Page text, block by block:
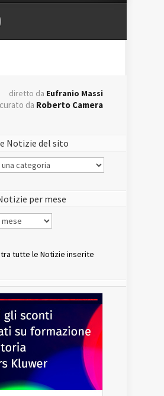
diretto da Eufranio Massi
da Roberto Camera
Notizie del sito
per mese
tutte le Notizie inserite